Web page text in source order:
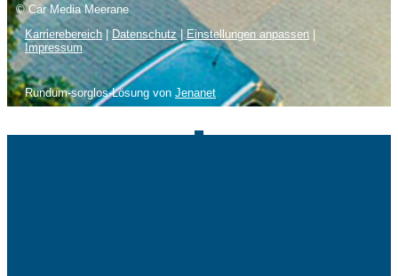
© Car Media Meerane
Karrierebereich | Datenschutz | Einstellungen anpassen |
Impressum
Rundum-sorglos-Lösung von Jenanet